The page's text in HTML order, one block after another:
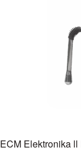
ECM Elektronika ll